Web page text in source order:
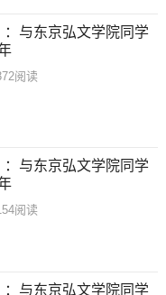
：与东京弘文学院同学
阅读
：与东京弘文学院同学
阅读
：与东京弘文学院同学